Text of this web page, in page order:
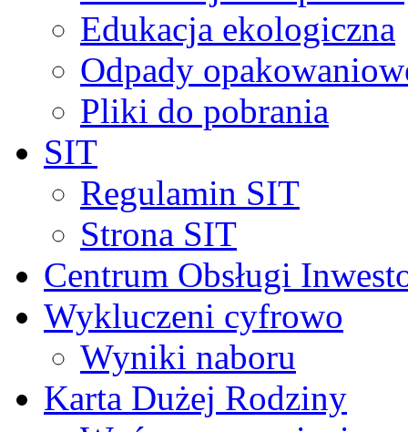
Edukacja ekologiczna
Odpady
Pliki do pobrania
SIT
Regulamin SIT
Strona SIT
Centrum Obsługi
Wykluczeni cyfrowo
Wyniki naboru
Karta Dużej Rodziny